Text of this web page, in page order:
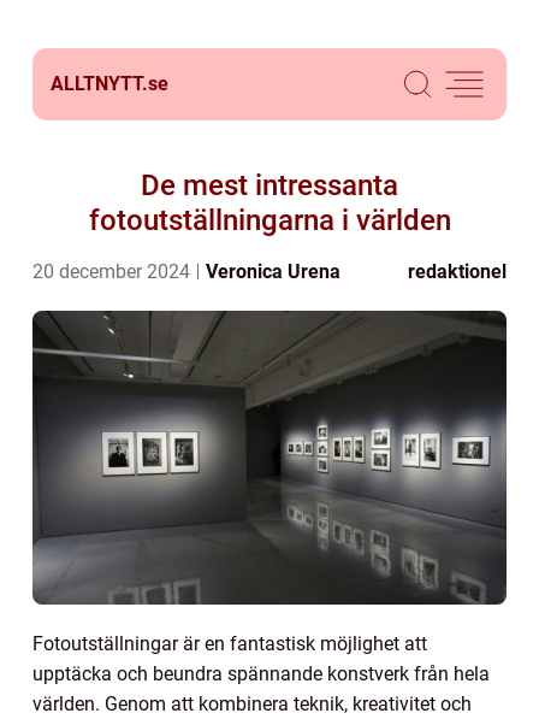
ALLTNYTT.se
De mest intressanta
fotoutställningarna i världen
20 december 2024 Veronica Urena redaktionel
Fotoutställningar är en fantastisk möjlighet att
upptäcka och beundra spännande konstverk från hela
världen. Genom att kombinera teknik, kreativitet och